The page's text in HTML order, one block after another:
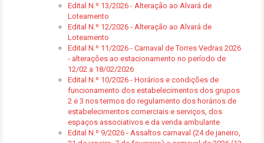
Edital N.º 13/2026 - Alteração ao Alvará de
Loteamento
Edital N.º 12/2026 - Alteração ao Alvará de
Loteamento
Edital N.º 11/2026 - Carnaval de Torres Vedras 2026
- alterações ao estacionamento no período de
12/02 a 18/02/2026
Edital N.º 10/2026 - Horários e condições de
funcionamento dos estabelecimentos dos grupos
2 e 3 nos termos do regulamento dos horários de
estabelecimentos comerciais e serviços, dos
espaços associativos e da venda ambulante
Edital N.º 9/2026 - Assaltos carnaval (24 de janeiro,